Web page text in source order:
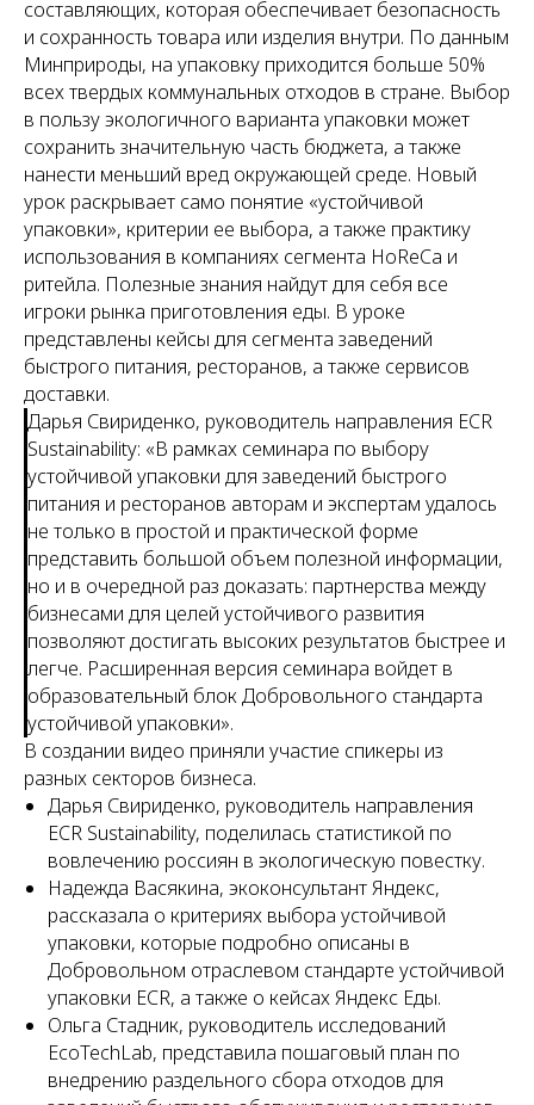
составляющих, которая обеспечивает безопасность
и сохранность товара или изделия внутри. По данным
Минприроды, на упаковку приходится больше 50%
всех твердых коммунальных отходов в стране. Выбор
в пользу экологичного варианта упаковки может
сохранить значительную часть бюджета, а также
нанести меньший вред окружающей среде. Новый
урок раскрывает само понятие «устойчивой
упаковки», критерии ее выбора, а также практику
использования в компаниях сегмента HoReCa и
ритейла. Полезные знания найдут для себя все
игроки рынка приготовления еды. В уроке
представлены кейсы для сегмента заведений
быстрого питания, ресторанов, а также сервисов
доставки.
Дарья Свириденко, руководитель направления ECR
Sustainability: «В рамках семинара по выбору
устойчивой упаковки для заведений быстрого
питания и ресторанов авторам и экспертам удалось
не только в простой и практической форме
представить большой объем полезной информации,
но и в очередной раз доказать: партнерства между
бизнесами для целей устойчивого развития
позволяют достигать высоких результатов быстрее и
легче. Расширенная версия семинара войдет в
образовательный блок Добровольного стандарта
устойчивой упаковки».
В создании видео приняли участие спикеры из
разных секторов бизнеса.
Дарья Свириденко, руководитель направления
ECR Sustainability, поделилась статистикой по
вовлечению россиян в экологическую повестку.
Надежда Васякина, экоконсультант Яндекс,
рассказала о критериях выбора устойчивой
упаковки, которые подробно описаны в
Добровольном отраслевом стандарте устойчивой
упаковки ECR, а также о кейсах Яндекс Еды.
Ольга Стадник, руководитель исследований
EcoTechLab, представила пошаговый план по
внедрению раздельного сбора отходов для